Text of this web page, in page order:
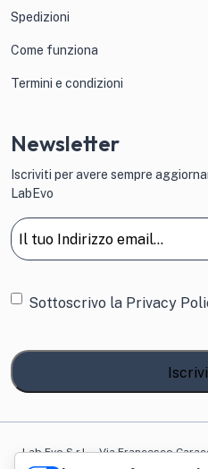
Spedizioni
Come funziona
Termini e condizioni
Newsletter
Iscriviti per avere sempre
LabEvo
Email
Consenso
Sottoscrivo la Privacy
Lab Evo S.r.l. – Via Francesco